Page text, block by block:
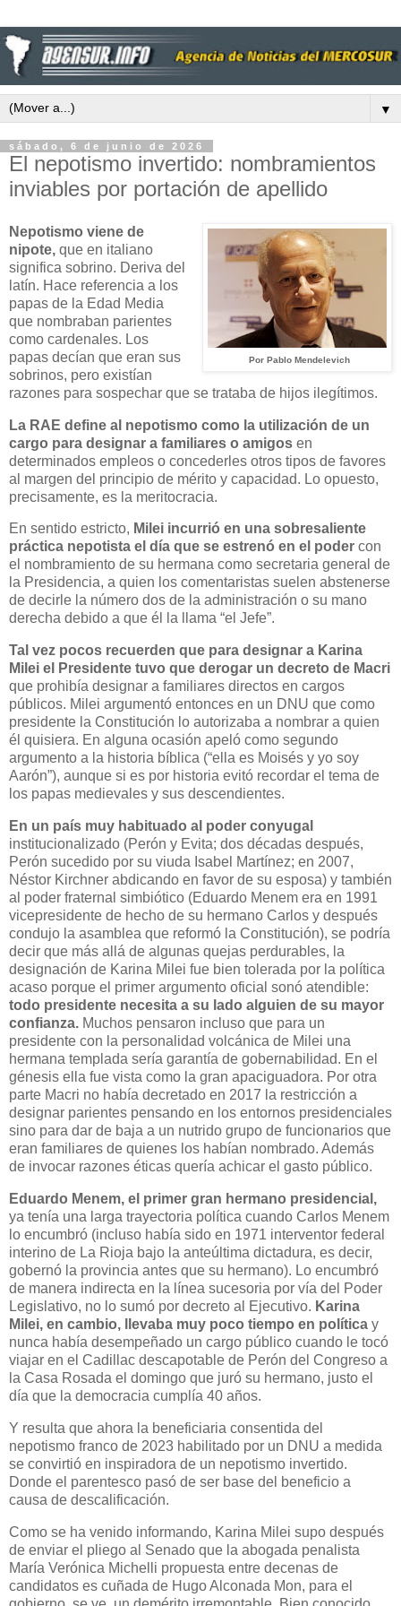
▼
sábado, 6 de junio de 2026
El nepotismo invertido: nombramientos
inviables por portación de apellido
Por Pablo Mendelevich
Nepotismo viene de
nipote, que en italiano
significa sobrino. Deriva del
latín. Hace referencia a los
papas de la Edad Media
que nombraban parientes
como cardenales. Los
papas decían que eran sus
sobrinos, pero existían
razones para sospechar que se trataba de hijos ilegítimos.
La RAE define al nepotismo como la utilización de un
cargo para designar a familiares o amigos en
determinados empleos o concederles otros tipos de favores
al margen del principio de mérito y capacidad. Lo opuesto,
precisamente, es la meritocracia.
En sentido estricto, Milei incurrió en una sobresaliente
práctica nepotista el día que se estrenó en el poder con
el nombramiento de su hermana como secretaria general de
la Presidencia, a quien los comentaristas suelen abstenerse
de decirle la número dos de la administración o su mano
derecha debido a que él la llama “el Jefe”.
Tal vez pocos recuerden que para designar a Karina
Milei el Presidente tuvo que derogar un decreto de Macri
que prohibía designar a familiares directos en cargos
públicos. Milei argumentó entonces en un DNU que como
presidente la Constitución lo autorizaba a nombrar a quien
él quisiera. En alguna ocasión apeló como segundo
argumento a la historia bíblica (“ella es Moisés y yo soy
Aarón”), aunque si es por historia evitó recordar el tema de
los papas medievales y sus descendientes.
En un país muy habituado al poder conyugal
institucionalizado (Perón y Evita; dos décadas después,
Perón sucedido por su viuda Isabel Martínez; en 2007,
Néstor Kirchner abdicando en favor de su esposa) y también
al poder fraternal simbiótico (Eduardo Menem era en 1991
vicepresidente de hecho de su hermano Carlos y después
condujo la asamblea que reformó la Constitución), se podría
decir que más allá de algunas quejas perdurables, la
designación de Karina Milei fue bien tolerada por la política
acaso porque el primer argumento oficial sonó atendible:
todo presidente necesita a su lado alguien de su mayor
confianza. Muchos pensaron incluso que para un
presidente con la personalidad volcánica de Milei una
hermana templada sería garantía de gobernabilidad. En el
génesis ella fue vista como la gran apaciguadora. Por otra
parte Macri no había decretado en 2017 la restricción a
designar parientes pensando en los entornos presidenciales
sino para dar de baja a un nutrido grupo de funcionarios que
eran familiares de quienes los habían nombrado. Además
de invocar razones éticas quería achicar el gasto público.
Eduardo Menem, el primer gran hermano presidencial,
ya tenía una larga trayectoria política cuando Carlos Menem
lo encumbró (incluso había sido en 1971 interventor federal
interino de La Rioja bajo la anteúltima dictadura, es decir,
gobernó la provincia antes que su hermano). Lo encumbró
de manera indirecta en la línea sucesoria por vía del Poder
Legislativo, no lo sumó por decreto al Ejecutivo. Karina
Milei, en cambio, llevaba muy poco tiempo en política y
nunca había desempeñado un cargo público cuando le tocó
viajar en el Cadillac descapotable de Perón del Congreso a
la Casa Rosada el domingo que juró su hermano, justo el
día que la democracia cumplía 40 años.
Y resulta que ahora la beneficiaria consentida del
nepotismo franco de 2023 habilitado por un DNU a medida
se convirtió en inspiradora de un nepotismo invertido.
Donde el parentesco pasó de ser base del beneficio a
causa de descalificación.
Como se ha venido informando, Karina Milei supo después
de enviar el pliego al Senado que la abogada penalista
María Verónica Michelli propuesta entre decenas de
candidatos es cuñada de Hugo Alconada Mon, para el